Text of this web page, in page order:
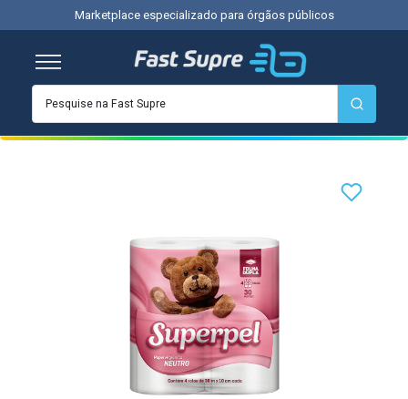
Marketplace especializado para órgãos públicos